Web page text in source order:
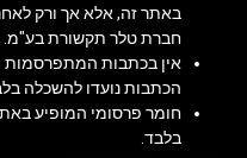
באתר זה, אלא אך ורק
חברת טלר תקשורת בע"מ.
אין בכתבות המתפרסמות
הכתבות נועדו להשכלה
חומר פרסומי המופיע
בלבד.